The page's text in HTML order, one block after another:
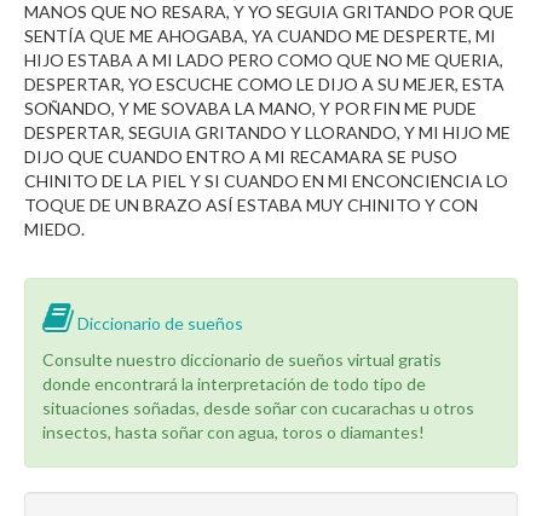
MANOS QUE NO RESARA, Y YO SEGUIA GRITANDO POR QUE
SENTÍA QUE ME AHOGABA, YA CUANDO ME DESPERTE, MI
HIJO ESTABA A MI LADO PERO COMO QUE NO ME QUERIA,
DESPERTAR, YO ESCUCHE COMO LE DIJO A SU MEJER, ESTA
SOÑANDO, Y ME SOVABA LA MANO, Y POR FIN ME PUDE
DESPERTAR, SEGUIA GRITANDO Y LLORANDO, Y MI HIJO ME
DIJO QUE CUANDO ENTRO A MI RECAMARA SE PUSO
CHINITO DE LA PIEL Y SI CUANDO EN MI ENCONCIENCIA LO
TOQUE DE UN BRAZO ASÍ ESTABA MUY CHINITO Y CON
MIEDO.
Diccionario de sueños
Consulte nuestro diccionario de sueños virtual gratis
donde encontrará la interpretación de todo tipo de
situaciones soñadas, desde soñar con cucarachas u otros
insectos, hasta soñar con agua, toros o diamantes!